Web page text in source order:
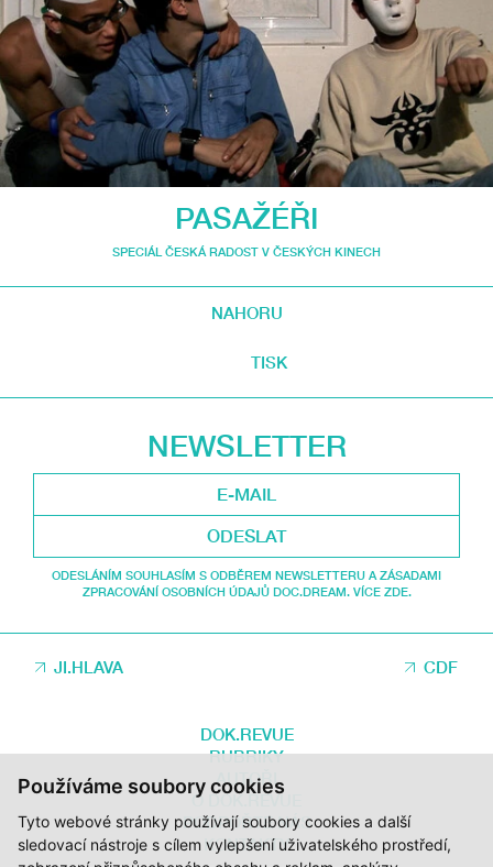
Používáme soubory cookies
Tyto webové stránky používají soubory cookies a další
sledovací nástroje s cílem vylepšení uživatelského prostředí,
PASAŽÉŘI
SPECIÁL ČESKÁ RADOST V ČESKÝCH KINECH
NAHORU
TISK
NEWSLETTER
ODESLAT
ODESLÁNÍM SOUHLASÍM S ODBĚREM NEWSLETTERU A ZÁSADAMI
ZPRACOVÁNÍ OSOBNÍCH ÚDAJŮ DOC.DREAM. VÍCE ZDE.
JI.HLAVA CDF
DOK.REVUE
RUBRIKY
AUTOŘI
O DOK.REVUE
PODPOŘTE NÁS
KONTAKTY